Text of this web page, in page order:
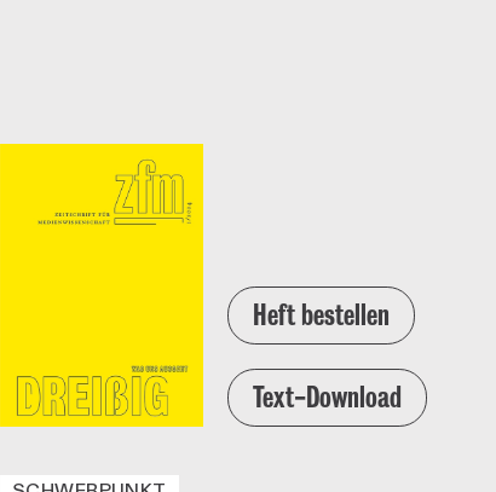
Heft bestellen
Text-Download